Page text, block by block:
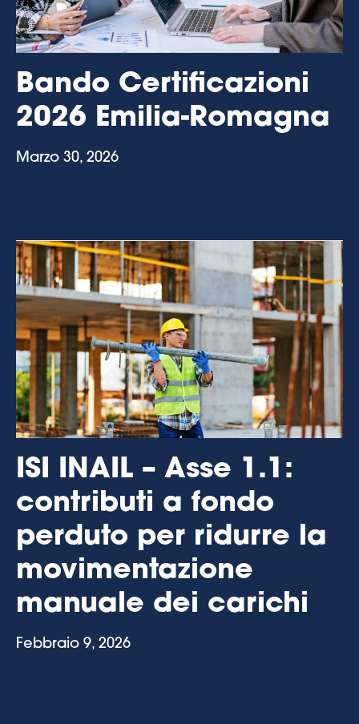
Bando Certificazioni
2026 Emilia-Romagna
Marzo 30, 2026
ISI INAIL – Asse 1.1:
contributi a fondo
perduto per ridurre la
movimentazione
manuale dei carichi
Febbraio 9, 2026